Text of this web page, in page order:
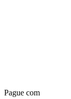
Pague com